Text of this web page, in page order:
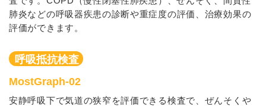
肺炎などの呼吸器疾患の診断や重症度の評価、治療効果の
評価ができます。
呼吸抵抗検査
MostGraph-02
安静呼吸下で気道の狭窄を評価できる検査で、ぜんそくや